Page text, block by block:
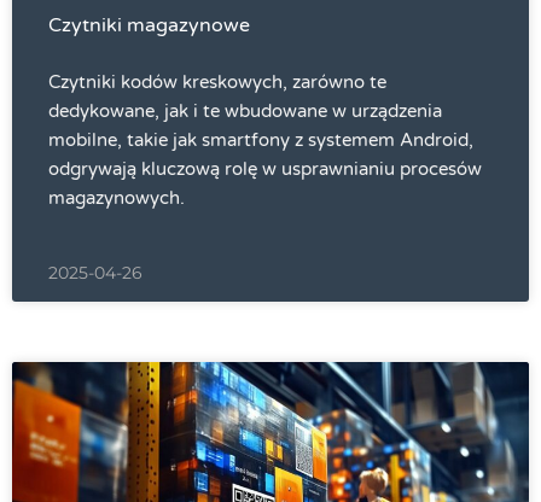
Czytniki magazynowe
Czytniki kodów kreskowych, zarówno te
dedykowane, jak i te wbudowane w urządzenia
mobilne, takie jak smartfony z systemem Android,
odgrywają kluczową rolę w usprawnianiu procesów
magazynowych.
2025-04-26